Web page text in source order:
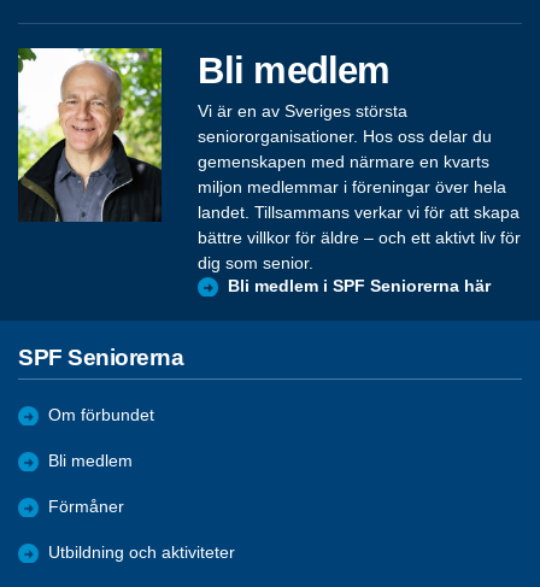
Bli medlem
Vi är en av Sveriges största
seniororganisationer. Hos oss delar du
gemenskapen med närmare en kvarts
miljon medlemmar i föreningar över hela
landet. Tillsammans verkar vi för att skapa
bättre villkor för äldre – och ett aktivt liv för
dig som senior.
Bli medlem i SPF Seniorerna här
SPF Seniorerna
Om förbundet
Bli medlem
Förmåner
Utbildning och aktiviteter